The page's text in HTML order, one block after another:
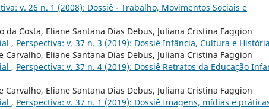
v. 26 n. 1 (2008): Dossiê - Trabalho, Movimentos Sociais e
Costa, Eliane Santana Dias Debus, Juliana Cristina Faggion
, Perspectiva: v. 37 n. 3 (2019): Dossiê Infância, Cultura e História
Eliane Santana Dias Debus, Juliana Cristina Faggion
, Perspectiva: v. 37 n. 4 (2019): Dossiê Retratos da Educação
Eliane Santana Dias Debus, Juliana Cristina Faggion
, Perspectiva: v. 37 n. 1 (2019): Dossiê Imagens, mídias e